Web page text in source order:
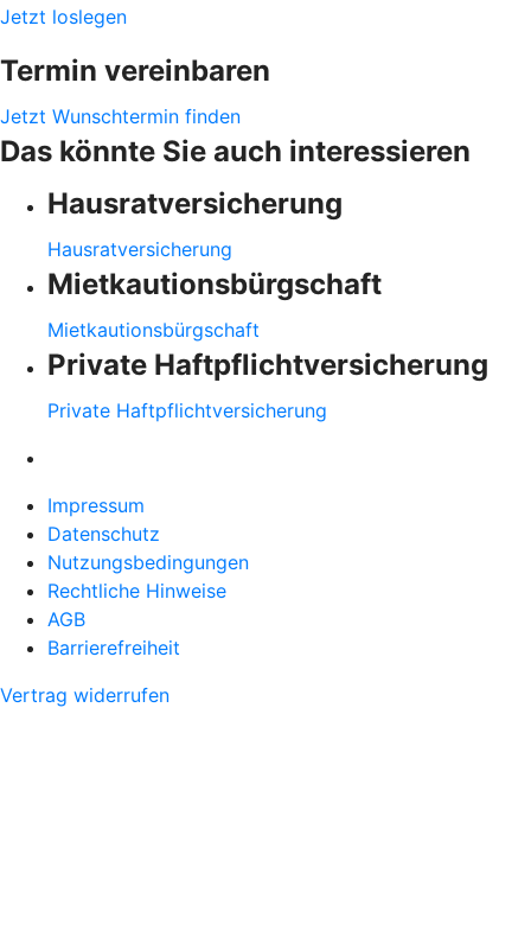
Jetzt loslegen
Termin vereinbaren
Jetzt Wunschtermin finden
Das könnte Sie auch interessieren
Hausratversicherung
Hausratversicherung
Mietkautionsbürgschaft
Mietkautionsbürgschaft
Private Haftpflichtversicherung
Private Haftpflichtversicherung
Impressum
Datenschutz
Nutzungsbedingungen
Rechtliche Hinweise
AGB
Barrierefreiheit
Vertrag widerrufen